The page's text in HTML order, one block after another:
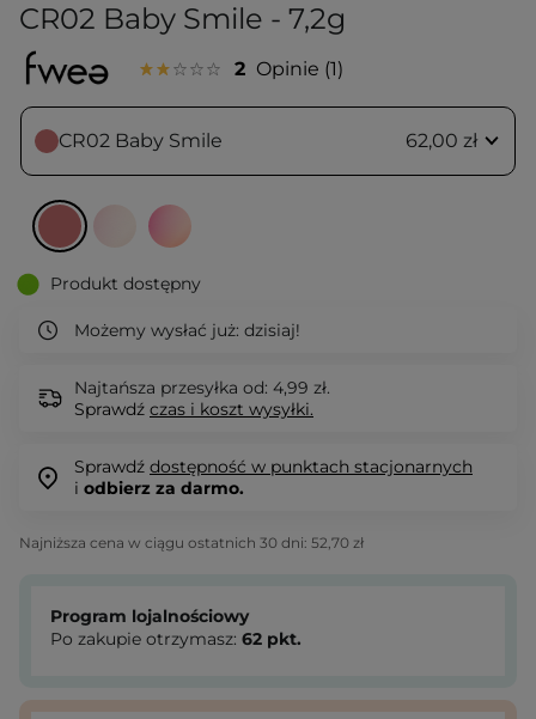
CR02 Baby Smile - 7,2g
2 Opinie 1
CR02 Baby Smile 62,00 zł
Produkt dostępny
Możemy wysłać już: dzisiaj!
Najtańsza przesyłka od: 4,99 zł.
Sprawdź czas i koszt wysyłki.
Sprawdź dostępność w punktach stacjonarnych
i odbierz za darmo.
Najniższa cena w ciągu ostatnich 30 dni: 52,70 zł
Program lojalnościowy
Po zakupie otrzymasz: 62 pkt.